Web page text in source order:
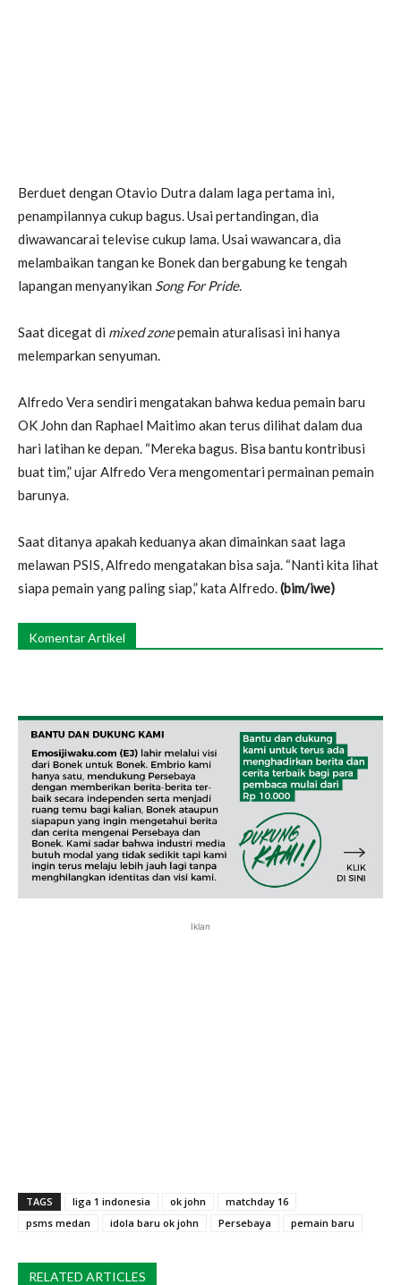
Berduet dengan Otavio Dutra dalam laga pertama ini,
penampilannya cukup bagus. Usai pertandingan, dia
diwawancarai televise cukup lama. Usai wawancara, dia
melambaikan tangan ke Bonek dan bergabung ke tengah
lapangan menyanyikan Song For Pride.
Saat dicegat di mixed zonepemain aturalisasi ini hanya
melemparkan senyuman.
Alfredo Vera sendiri mengatakan bahwa kedua pemain baru
OK John dan Raphael Maitimo akan terus dilihat dalam dua
hari latihan ke depan. “Mereka bagus. Bisa bantu kontribusi
buat tim,” ujar Alfredo Vera mengomentari permainan pemain
barunya.
Saat ditanya apakah keduanya akan dimainkan saat laga
melawan PSIS, Alfredo mengatakan bisa saja. “Nanti kita lihat
siapa pemain yang paling siap,” kata Alfredo. (bim/iwe)
Komentar Artikel
Iklan
TAGS liga 1 indonesia ok john
matchday 16
psms medan
idola baru ok john Persebaya pemain baru
RELATED ARTICLES